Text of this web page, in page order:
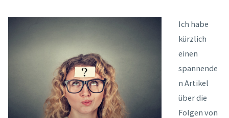
Ich habe
kürzlich
einen
spannende
n Artikel
über die
Folgen von